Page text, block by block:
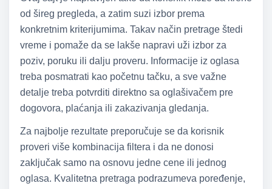
od šireg pregleda, a zatim suzi izbor prema
konkretnim kriterijumima. Takav način pretrage štedi
vreme i pomaže da se lakše napravi uži izbor za
poziv, poruku ili dalju proveru. Informacije iz oglasa
treba posmatrati kao početnu tačku, a sve važne
detalje treba potvrditi direktno sa oglašivačem pre
dogovora, plaćanja ili zakazivanja gledanja.
Za najbolje rezultate preporučuje se da korisnik
proveri više kombinacija filtera i da ne donosi
zaključak samo na osnovu jedne cene ili jednog
oglasa. Kvalitetna pretraga podrazumeva poređenje,